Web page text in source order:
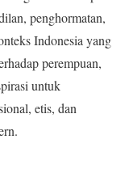
penghormatan,
Indonesia yang
perempuan,
untuk
etis, dan